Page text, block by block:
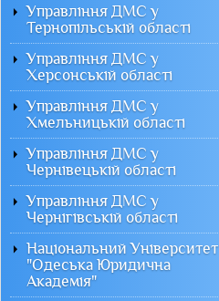
Управління ДМС у
Тернопільській області
Управління ДМС у
Херсонській області
Управління ДМС у
Хмельницькій області
Управління ДМС у
Чернівецькій області
Управління ДМС у
Чернігівській області
Національний Університет
"Одеська Юридична
Академія"